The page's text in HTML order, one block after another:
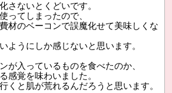
さないとくどいです。
ってしまったので、
材のベーコンで誤魔化せて美味しくな
ようにしか感じないと思います。
が入っているものを食べたのか、
感覚を味わいました。
くと肌が荒れるんだろうと思います。